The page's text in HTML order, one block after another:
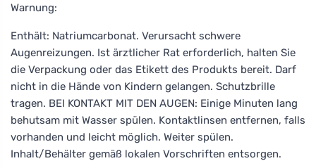
Warnung:
Enthält: Natriumcarbonat. Verursacht schwere
Augenreizungen. Ist ärztlicher Rat erforderlich, halten Sie
die Verpackung oder das Etikett des Produkts bereit. Darf
nicht in die Hände von Kindern gelangen. Schutzbrille
tragen. BEI KONTAKT MIT DEN AUGEN: Einige Minuten lang
behutsam mit Wasser spülen. Kontaktlinsen entfernen, falls
vorhanden und leicht möglich. Weiter spülen.
Inhalt/Behälter gemäß lokalen Vorschriften entsorgen.